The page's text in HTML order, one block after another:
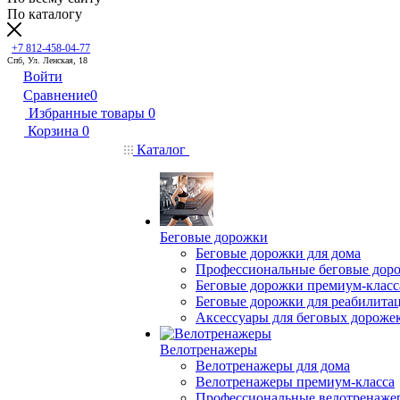
По каталогу
+7 812-458-04-77
Спб, Ул. Ленская, 18
Войти
Сравнение0
Избранные товары 0
Корзина 0
Каталог
Беговые дорожки
Беговые дорожки для дома
Профессиональные беговые
Беговые дорожки премиум-
Беговые дорожки для
Аксессуары для беговых
Велотренажеры
Велотренажеры для дома
Велотренажеры премиум-класса